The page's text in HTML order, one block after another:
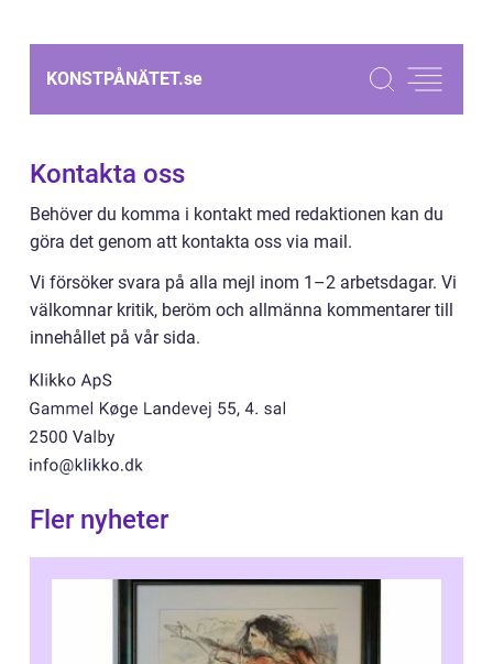
KONSTPÅNÄTET.se
Kontakta oss
Behöver du komma i kontakt med redaktionen kan du
göra det genom att kontakta oss via mail.
Vi försöker svara på alla mejl inom 1–2 arbetsdagar. Vi
välkomnar kritik, beröm och allmänna kommentarer till
innehållet på vår sida.
Fler nyheter